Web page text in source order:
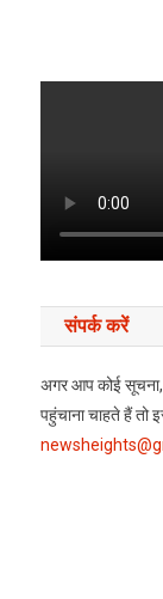
संपर्क करें
अगर आप कोई
पहुंचाना चाहते हैं